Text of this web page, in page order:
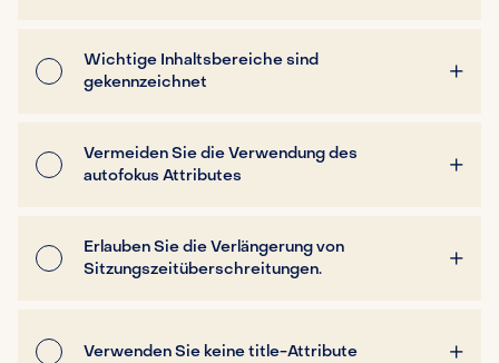
Wichtige Inhaltsbereiche sind
gekennzeichnet
Vermeiden Sie die Verwendung des
autofokus Attributes
Erlauben Sie die Verlängerung von
Sitzungszeitüberschreitungen.
Verwenden Sie keine title-Attribute